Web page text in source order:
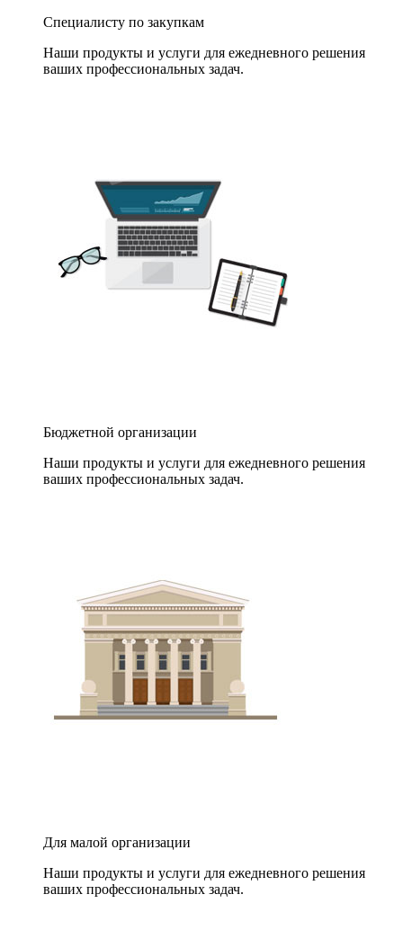
Специалисту по закупкам
Наши продукты и услуги для ежедневного решения
ваших профессиональных задач.
Бюджетной организации
Наши продукты и услуги для ежедневного решения
ваших профессиональных задач.
Для малой организации
Наши продукты и услуги для ежедневного решения
ваших профессиональных задач.